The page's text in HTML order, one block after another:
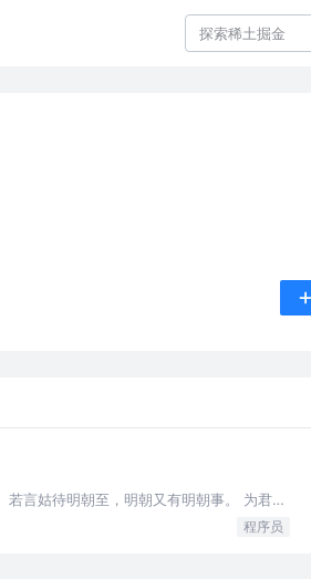
言姑待明朝至，明朝又有明朝事。 为君聊
程序员